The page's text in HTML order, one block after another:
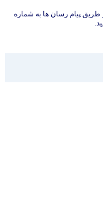
طریق پیام رسان ها به شماره